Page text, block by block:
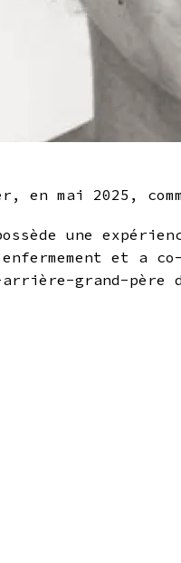
mai 2025,
une
et a
grand-père